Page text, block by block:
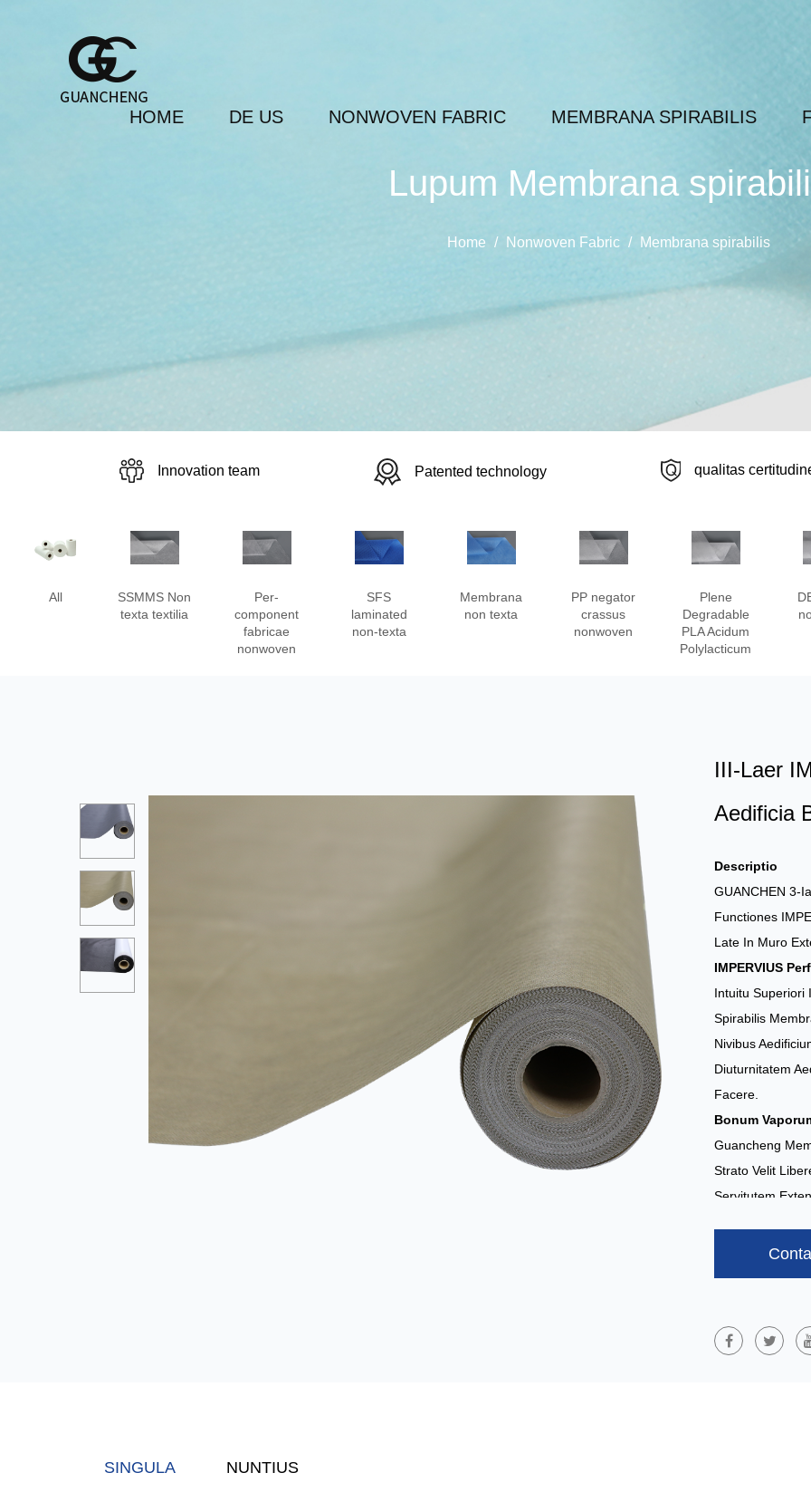
HOME DE US NONWOVEN FABRIC MEMBRANA SPIRABILIS
Lupum Membrana
Home / Nonwoven Fabric / Membrana spirabilis
Innovation team Patented technology qualitas
All
SSMMS Non
texta textilia
Per-
component
fabricae
nonwoven
SFS
laminated
non-texta
Membrana
non texta
PP negator
crassus
nonwoven
Plene
Degradable
PLA Acidum
Polylacticum
III-Laer
Aedificia
Descriptio
GUANCHEN 3-
Functiones
Late In Muro
IMPERVIUS
Intuitu Superiori
Spirabilis
Nivibus
Diuturnitatem
Facere.
Bonum
Guancheng
Strato Velit
Servitutem
Guancheng
Applicationem
SINGULA NUNTIUS